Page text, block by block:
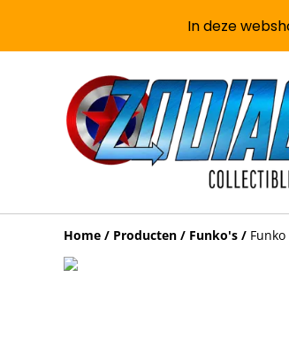
In deze
Home / Producten / Funko's /